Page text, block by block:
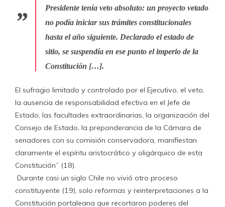
Presidente tenía veto absoluto: un proyecto vetado
no podía iniciar sus trámites constitucionales
hasta el año siguiente. Declarado el estado de
sitio, se suspendía en ese punto el imperio de la
Constitución […].
El sufragio limitado y controlado por el Ejecutivo, el veto,
la ausencia de responsabilidad efectiva en el Jefe de
Estado, las facultades extraordinarias, la organización del
Consejo de Estado, la preponderancia de la Cámara de
senadores con su comisión conservadora, manifiestan
claramente el espíritu aristocrático y oligárquico de esta
Constitución” (18).
Durante casi un siglo Chile no vivió otro proceso
constituyente (19), solo reformas y reinterpretaciones a la
Constitución portaleana que recortaron poderes del